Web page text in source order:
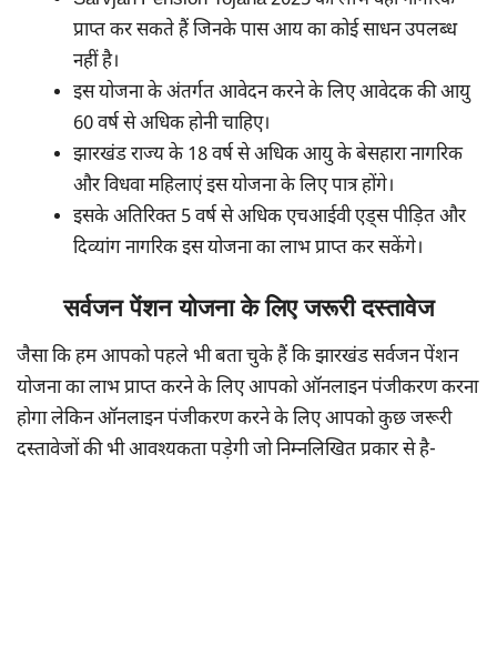
प्राप्त कर सकते हैं जिनके पास आय का कोई साधन उपलब्ध
नहीं है।
इस योजना के अंतर्गत आवेदन करने के लिए आवेदक की आयु
60 वर्ष से अधिक होनी चाहिए।
झारखंड राज्य के 18 वर्ष से अधिक आयु के बेसहारा नागरिक
और विधवा महिलाएं इस योजना के लिए पात्र होंगे।
इसके अतिरिक्त 5 वर्ष से अधिक एचआईवी एड्स पीड़ित और
दिव्यांग नागरिक इस योजना का लाभ प्राप्त कर सकेंगे।
सर्वजन पेंशन योजना के लिए जरूरी दस्तावेज
जैसा कि हम आपको पहले भी बता चुके हैं कि झारखंड सर्वजन पेंशन
योजना का लाभ प्राप्त करने के लिए आपको ऑनलाइन पंजीकरण करना
होगा लेकिन ऑनलाइन पंजीकरण करने के लिए आपको कुछ जरूरी
दस्तावेजों की भी आवश्यकता पड़ेगी जो निम्नलिखित प्रकार से है-